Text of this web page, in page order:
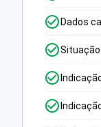
Dados
Situação